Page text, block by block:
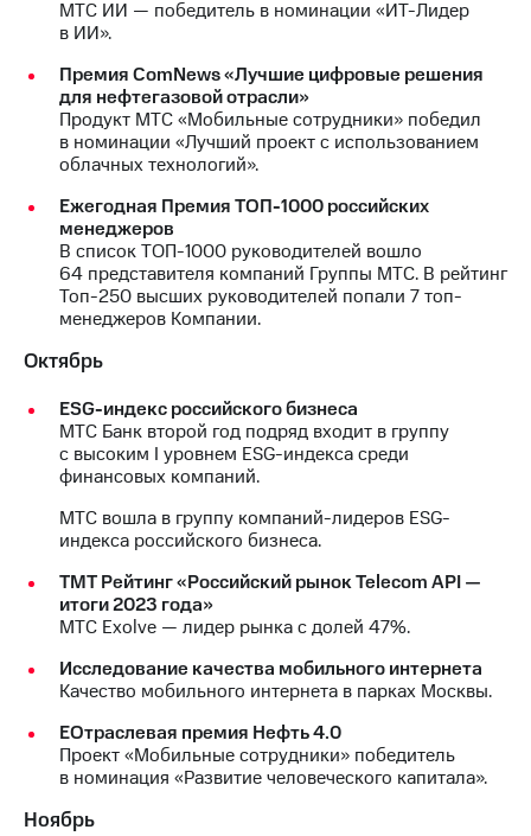
МТС ИИ — победитель в номинации «ИТ-Лидер
в ИИ».
Премия ComNews «Лучшие цифровые решения
для нефтегазовой отрасли»
Продукт МТС «Мобильные сотрудники» победил
в номинации «Лучший проект с использованием
облачных технологий».
Ежегодная Премия ТОП-1000 российских
менеджеров
В список ТОП-1000 руководителей вошло
64 представителя компаний Группы МТС. В рейтинг
Топ-250 высших руководителей попали 7 топ-
менеджеров Компании.
Октябрь
ESG-индекс российского бизнеса
МТС Банк второй год подряд входит в группу
с высоким I уровнем ESG-индекса среди
финансовых компаний.
МТС вошла в группу компаний-лидеров ESG-
индекса российского бизнеса.
ТМТ Рейтинг «Российский рынок Telecom API —
итоги 2023 года»
МТС Exolve — лидер рынка с долей 47%.
Исследование качества мобильного интернета
Качество мобильного интернета в парках Москвы.
EОтраслевая премия Нефть 4.0
Проект «Мобильные сотрудники» победитель
в номинация «Развитие человеческого капитала».
Ноябрь